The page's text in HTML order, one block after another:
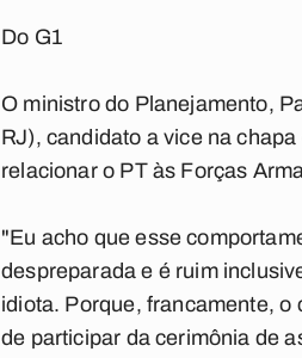
Do G1
O ministro do Planejamento,
RJ), candidato a vice na
relacionar o PT às Forças
"Eu acho que esse
despreparada e é ruim
idiota. Porque, francamente,
de participar da cerimônia de